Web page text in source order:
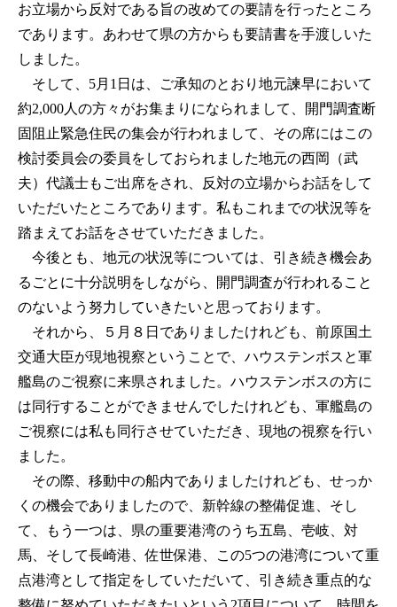
お立場から反対である旨の改めての要請を行ったところ
であります。あわせて県の方からも要請書を手渡しいた
しました。
そして、5月1日は、ご承知のとおり地元諫早において
約2,000人の方々がお集まりになられまして、開門調査断
固阻止緊急住民の集会が行われまして、その席にはこの
検討委員会の委員をしておられました地元の西岡（武
夫）代議士もご出席をされ、反対の立場からお話をして
いただいたところであります。私もこれまでの状況等を
踏まえてお話をさせていただきました。
今後とも、地元の状況等については、引き続き機会あ
るごとに十分説明をしながら、開門調査が行われること
のないよう努力していきたいと思っております。
それから、５月８日でありましたけれども、前原国土
交通大臣が現地視察ということで、ハウステンボスと軍
艦島のご視察に来県されました。ハウステンボスの方に
は同行することができませんでしたけれども、軍艦島の
ご視察には私も同行させていただき、現地の視察を行い
ました。
その際、移動中の船内でありましたけれども、せっか
くの機会でありましたので、新幹線の整備促進、そし
て、もう一つは、県の重要港湾のうち五島、壱岐、対
馬、そして長崎港、佐世保港、この5つの港湾について重
点港湾として指定をしていただいて、引き続き重点的な